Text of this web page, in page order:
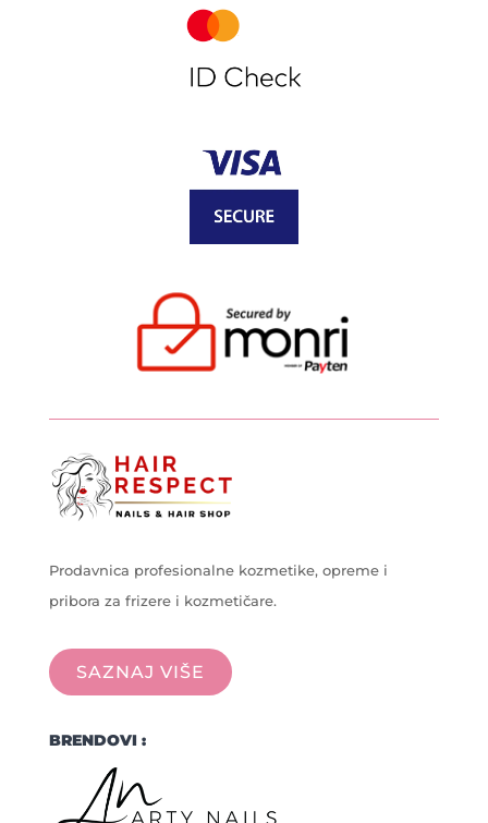
Prodavnica profesionalne kozmetike, opreme i
pribora za frizere i kozmetičare.
SAZNAJ VIŠE
BRENDOVI :